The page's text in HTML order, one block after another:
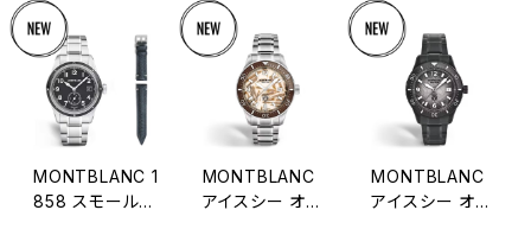
MONTBLANC 1
858 スモールセ
MONTBLANC
アイスシー オー
MONTBLANC
アイスシー オー